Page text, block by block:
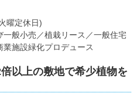
曜定休日)
般小売／植栽リース／一般住宅
施設緑化プロデュース
以上の敷地で希少植物を